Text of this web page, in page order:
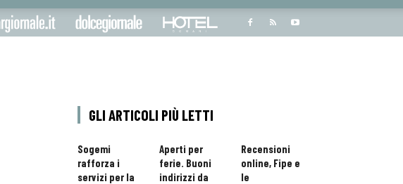
Bargiornale dolcegiornale
GLI ARTICOLI PIÙ LETTI
Sogemi
rafforza i
servizi per la
Aperti per
ferie. Buoni
indirizzi da
Recensioni
online, Fipe e
le